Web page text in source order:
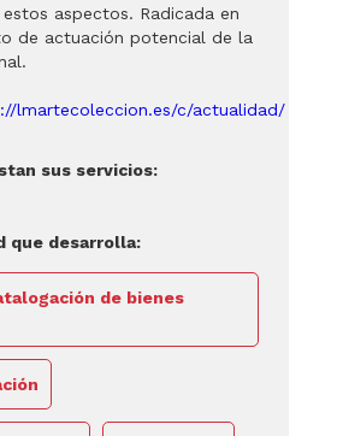
aspectos. Radicada en
de actuación potencial de la
lmartecoleccion.es/c/actualidad/
sus servicios:
que desarrolla:
de bienes